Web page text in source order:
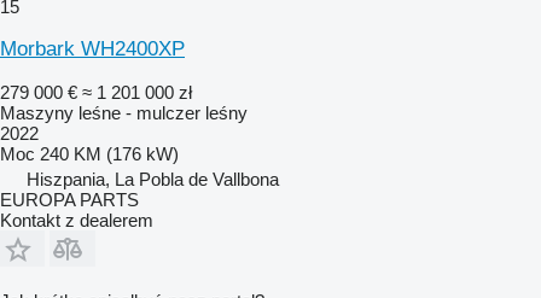
15
Morbark WH2400XP
279 000 € ≈ 1 201 000 zł
Maszyny leśne - mulczer leśny
2022
Moc 240 KM (176 kW)
Hiszpania, La Pobla de Vallbona
EUROPA PARTS
Kontakt z dealerem